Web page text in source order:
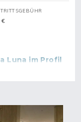
€
Luna im Profil
seinem Angebot
angesiedelt.
Wir
operierendes